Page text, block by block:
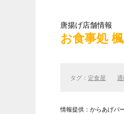
唐揚げ店舗情報
お食事処
タグ： 定食屋
情報提供：からあげパ